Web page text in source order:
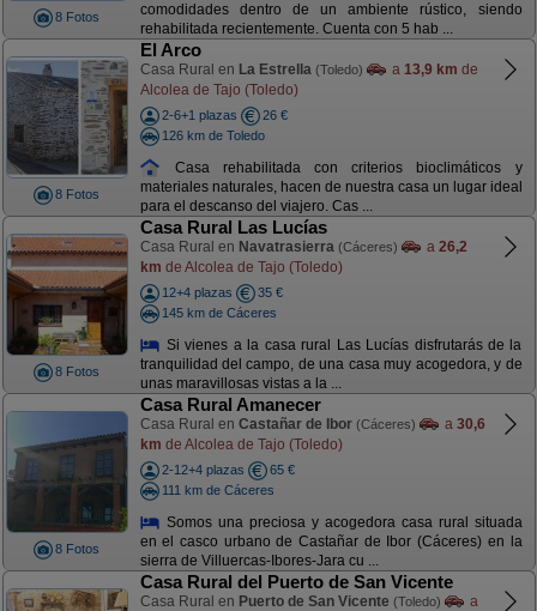
8 Fotos
comodidades dentro de un ambiente rústico, siendo
rehabilitada recientemente. Cuenta con 5 hab ...
8 Fotos
El Arco
Casa Rural en La Estrella (Toledo) a 13,9 km de
Alcolea de Tajo (Toledo)
2-6+1 plazas
26 €
126 km de Toledo
Casa rehabilitada con criterios bioclimáticos y
materiales naturales, hacen de nuestra casa un lugar ideal
para el descanso del viajero. Cas ...
8 Fotos
Casa Rural Las Lucías
Casa Rural en Navatrasierra (Cáceres) a 26,2
km de Alcolea de Tajo (Toledo)
12+4 plazas
35 €
145 km de Cáceres
Si vienes a la casa rural Las Lucías disfrutarás de la
tranquilidad del campo, de una casa muy acogedora, y de
unas maravillosas vistas a la ...
8 Fotos
Casa Rural Amanecer
Casa Rural en Castañar de Ibor (Cáceres) a 30,6
km de Alcolea de Tajo (Toledo)
2-12+4 plazas
65 €
111 km de Cáceres
Somos una preciosa y acogedora casa rural situada
en el casco urbano de Castañar de Ibor (Cáceres) en la
sierra de Villuercas-Ibores-Jara cu ...
Casa Rural del Puerto de San Vicente
Casa Rural en Puerto de San Vicente (Toledo)
a